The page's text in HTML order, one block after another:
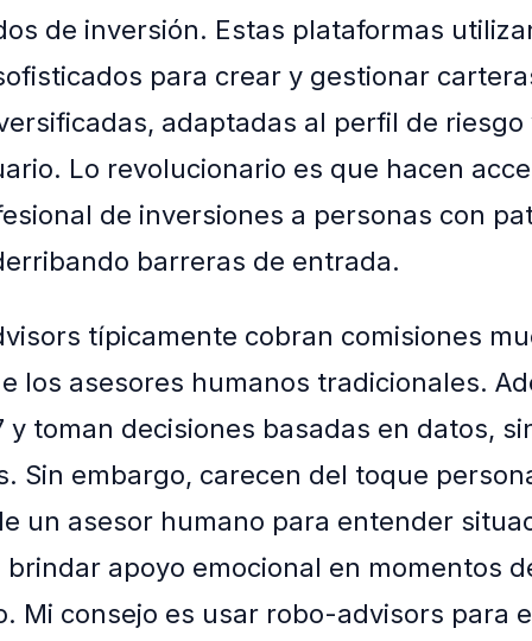
de inversión. Estas plataformas
para crear y gestionar
adaptadas al perfil de riesgo
Lo revolucionario es que hacen
de inversiones a personas con
barreras de entrada.
típicamente cobran comisiones
los asesores humanos tradicionales.
y toman decisiones basadas en datos,
Sin embargo, carecen del toque
un asesor humano para entender
brindar apoyo emocional en momentos
Mi consejo es usar robo-advisors para